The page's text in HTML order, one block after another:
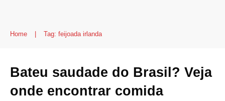
Home | Tag: feijoada irlanda
Bateu saudade do Brasil? Veja
onde encontrar comida